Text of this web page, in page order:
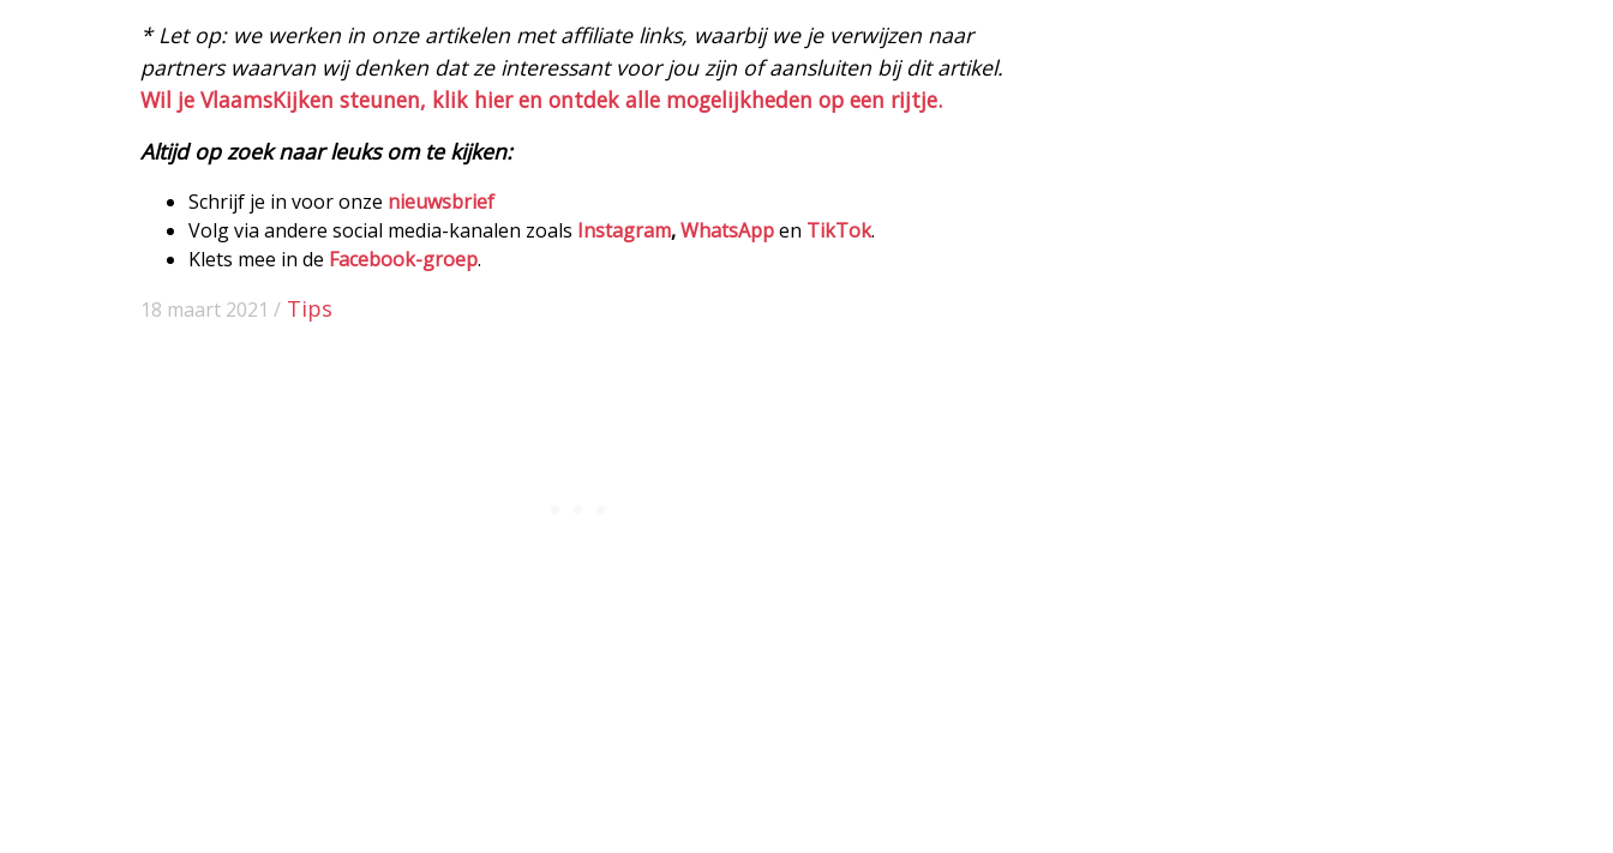
* Let op: we werken in onze artikelen met affiliate links, waarbij we je verwijzen naar
partners waarvan wij denken dat ze interessant voor jou zijn of aansluiten bij dit artikel.
Wil je VlaamsKijken steunen, klik hier en ontdek alle mogelijkheden op een rijtje.
Altijd op zoek naar leuks om te kijken:
Schrijf je in voor onze nieuwsbrief
Volg via andere social media-kanalen zoals Instagram,WhatsAppen TikTok.
Klets mee in de Facebook-groep.
18 maart 2021 / Tips